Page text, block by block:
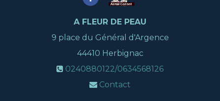
A FLEUR DE PEAU
9 place du Général d'Argence
44410 Herbignac
0240880122/0634568126
Contact